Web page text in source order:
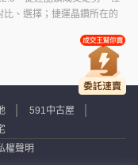
、選擇；捷運晶鑽所在的
591中古屋
權聲明